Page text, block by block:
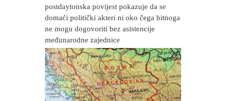
postdaytonska povijest pokazuje da se
domaći politički akteri ni oko čega bitnoga
ne mogu dogovoriti bez asistencije
međunarodne zajednice